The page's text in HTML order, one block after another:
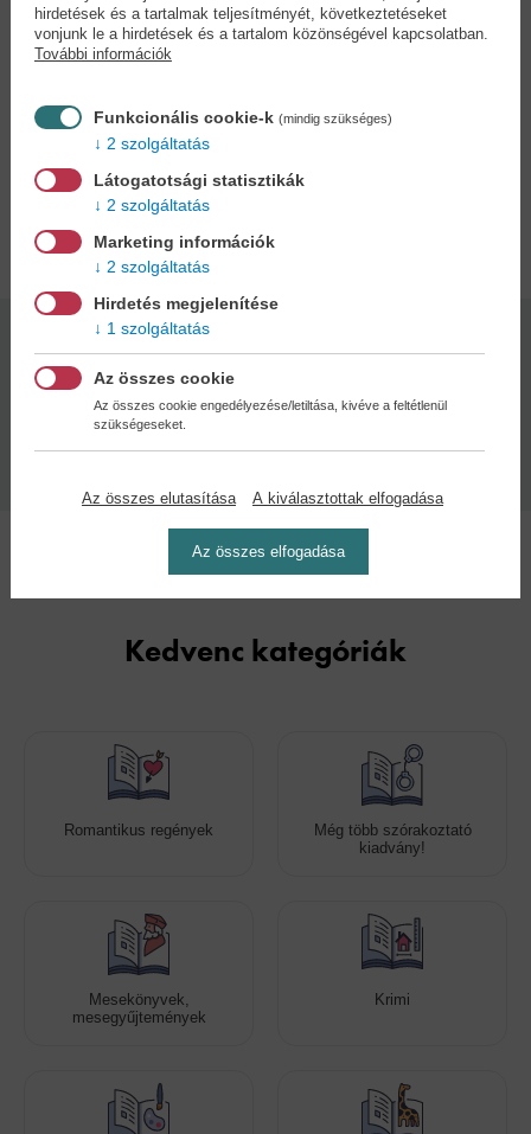
beilleszkednek fejlett civilizációikba, az eredmény pedig: kulturális
robbanás, monumentális, máig fennmaradó építményekkel. A
kalandra éhes olvasó évszázadokon át kísérheti hőseit a tajtékzó
sivatagban és szikrázó havas hegyeken át, követheti a nyelv, a dal,
a tradíciók, a vallás, a gondolkodásmód változását, a törzsek,
nemzetek egymásra hatását!
Adatok
keménytábla
Kiadás dátuma:
Kedvenc kategóriák
Romantikus regények
Még több szórakoztató
kiadvány!
Mesekönyvek,
mesegyűjtemények
Krimi
hirdetések és a tartalmak teljesítményét, következtetéseket
vonjunk le a hirdetések és a tartalom közönségével kapcsolatban.
További információk
Funkcionális cookie-k (mindig szükséges)
2 szolgáltatás
Látogatotsági statisztikák
2 szolgáltatás
Marketing információk
2 szolgáltatás
Hirdetés megjelenítése
1 szolgáltatás
Az összes cookie
Az összes cookie engedélyezése/letiltása, kivéve a feltétlenül
szükségeseket.
Az összes elutasítása A kiválasztottak elfogadása
Az összes elfogadása